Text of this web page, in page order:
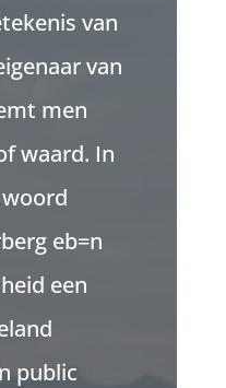
van
van
men
waard. In
eb=n
een
public